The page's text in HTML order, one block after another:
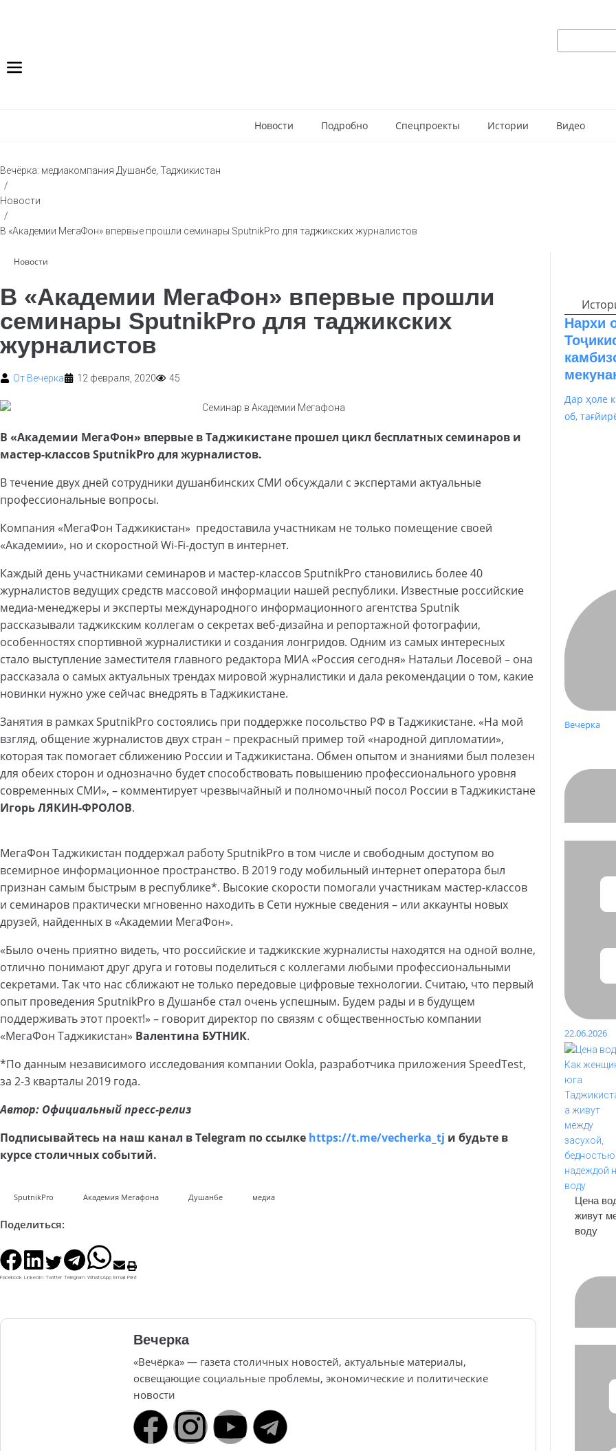
Новости Подробно Спецпроекты Истории Видео
Вечёрка: медиакомпания Душанбе, Таджикистан
/
Новости
/
В «Академии МегаФон» впервые прошли семинары SputnikPro для таджикских журналистов
Новости
В «Академии МегаФон» впервые прошли
семинары SputnikPro для таджикских
журналистов
От Вечерка 12 февраля, 2020 45
В «Академии МегаФон» впервые в Таджикистане прошел цикл бесплатных семинаров и
мастер-классов SputnikPro для журналистов.
В течение двух дней сотрудники душанбинских СМИ обсуждали с экспертами актуальные
профессиональные вопросы.
Компания «МегаФон Таджикистан» предоставила участникам не только помещение своей
«Академии», но и скоростной Wi-Fi-доступ в интернет.
Каждый день участниками семинаров и мастер-классов SputnikPro становились более 40
журналистов ведущих средств массовой информации нашей республики. Известные российские
медиа-менеджеры ​и эксперты международного информационного агентства Sputnik
рассказывали таджикским коллегам о секретах веб-дизайна и репортажной фотографии,
особенностях спортивной журналистики и создания лонгридов. Одним из самых интересных
стало выступление заместителя главного редактора МИА «Россия сегодня» Натальи Лосевой – она
рассказала о самых актуальных трендах мировой журналистики и дала рекомендации о том, какие
новинки нужно уже сейчас внедрять в Таджикистане.
Занятия в рамках SputnikPro состоялись при поддержке посольство РФ в Таджикистане. «На мой
взгляд, общение журналистов двух стран – прекрасный пример той «народной дипломатии»,
которая так помогает сближению России и Таджикистана. Обмен опытом и знаниями был полезен
для обеих сторон и однозначно будет способствовать повышению профессионального уровня
современных СМИ», – комментирует чрезвычайный и полномочный посол России в Таджикистане
Игорь ЛЯКИН-ФРОЛОВ.
МегаФон Таджикистан поддержал работу SputnikPro в том числе и свободным доступом во
всемирное информационное пространство. В 2019 году мобильный интернет оператора был
признан самым быстрым в республике*. Высокие скорости помогали участникам мастер-классов
и семинаров практически мгновенно находить в Сети нужные сведения – или аккаунты новых
друзей, найденных в «Академии МегаФон».
«Было очень приятно видеть, что российские и таджикские журналисты находятся на одной волне,
отлично понимают друг друга и готовы поделиться с коллегами любыми профессиональными
секретами. Так что нас сближают не только передовые цифровые технологии. Считаю, что первый
опыт проведения SputnikPro в Душанбе стал очень успешным. Будем рады и в будущем
поддерживать этот проект!» – говорит директор по связям с общественностью компании
«МегаФон Таджикистан» Валентина БУТНИК.
*По данным независимого исследования компании Ookla, разработчика приложения SpeedTest,
за 2-3 кварталы 2019 года.
Автор: Официальный пресс-релиз
Подписывайтесь на наш канал в Telegram по ссылке https://t.me/vecherka_tj и будьте в
курсе столичных событий.
SputnikPro Академия Мегафона Душанбе медиа
Поделиться:
Facebook LinkedIn Twitter Telegram WhatsApp Email Print
Вечерка
«Вечёрка» — газета столичных новостей, актуальные материалы,
освещающие социальные проблемы, экономические и политические
новости
Нархи
Дар ҳоле
об,
Вечерка
22.06.2026
Цена
живут
воду